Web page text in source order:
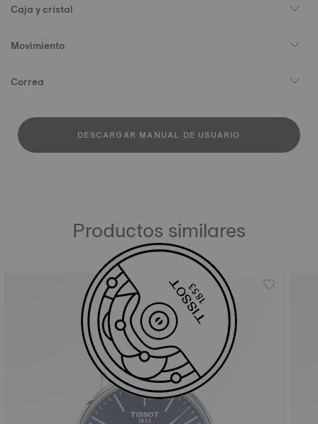
Caja y cristal
Movimiento
Correa
DESCARGAR MANUAL DE USUARIO
Productos similares